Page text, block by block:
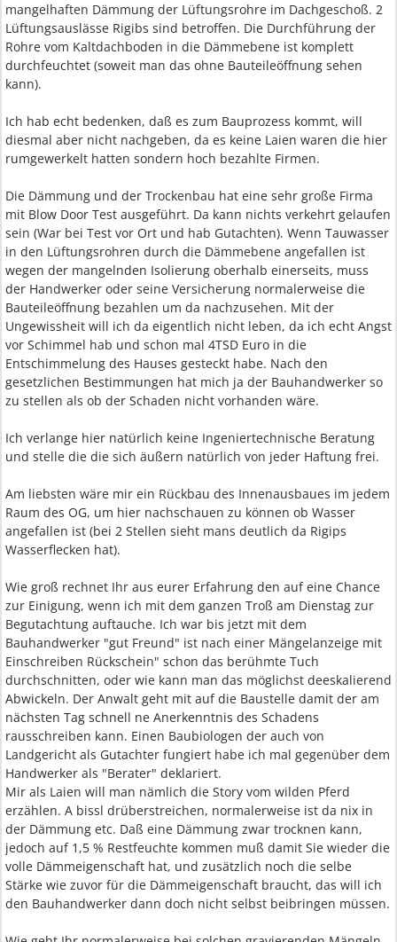
mangelhaften Dämmung der Lüftungsrohre im Dachgeschoß. 2
Lüftungsauslässe Rigibs sind betroffen. Die Durchführung der
Rohre vom Kaltdachboden in die Dämmebene ist komplett
durchfeuchtet (soweit man das ohne Bauteileöffnung sehen
kann).
Ich hab echt bedenken, daß es zum Bauprozess kommt, will
diesmal aber nicht nachgeben, da es keine Laien waren die hier
rumgewerkelt hatten sondern hoch bezahlte Firmen.
Die Dämmung und der Trockenbau hat eine sehr große Firma
mit Blow Door Test ausgeführt. Da kann nichts verkehrt gelaufen
sein (War bei Test vor Ort und hab Gutachten). Wenn Tauwasser
in den Lüftungsrohren durch die Dämmebene angefallen ist
wegen der mangelnden Isolierung oberhalb einerseits, muss
der Handwerker oder seine Versicherung normalerweise die
Bauteileöffnung bezahlen um da nachzusehen. Mit der
Ungewissheit will ich da eigentlich nicht leben, da ich echt Angst
vor Schimmel hab und schon mal 4TSD Euro in die
Entschimmelung des Hauses gesteckt habe. Nach den
gesetzlichen Bestimmungen hat mich ja der Bauhandwerker so
zu stellen als ob der Schaden nicht vorhanden wäre.
Ich verlange hier natürlich keine Ingeniertechnische Beratung
und stelle die die sich äußern natürlich von jeder Haftung frei.
Am liebsten wäre mir ein Rückbau des Innenausbaues im jedem
Raum des OG, um hier nachschauen zu können ob Wasser
angefallen ist (bei 2 Stellen sieht mans deutlich da Rigips
Wasserflecken hat).
Wie groß rechnet Ihr aus eurer Erfahrung den auf eine Chance
zur Einigung, wenn ich mit dem ganzen Troß am Dienstag zur
Begutachtung auftauche. Ich war bis jetzt mit dem
Bauhandwerker "gut Freund" ist nach einer Mängelanzeige mit
Einschreiben Rückschein" schon das berühmte Tuch
durchschnitten, oder wie kann man das möglichst deeskalierend
Abwickeln. Der Anwalt geht mit auf die Baustelle damit der am
nächsten Tag schnell ne Anerkenntnis des Schadens
rausschreiben kann. Einen Baubiologen der auch von
Landgericht als Gutachter fungiert habe ich mal gegenüber dem
Handwerker als "Berater" deklariert.
Mir als Laien will man nämlich die Story vom wilden Pferd
erzählen. A bissl drüberstreichen, normalerweise ist da nix in
der Dämmung etc. Daß eine Dämmung zwar trocknen kann,
jedoch auf 1,5 % Restfeuchte kommen muß damit Sie wieder die
volle Dämmeigenschaft hat, und zusätzlich noch die selbe
Stärke wie zuvor für die Dämmeigenschaft braucht, das will ich
den Bauhandwerker dann doch nicht selbst beibringen müssen.